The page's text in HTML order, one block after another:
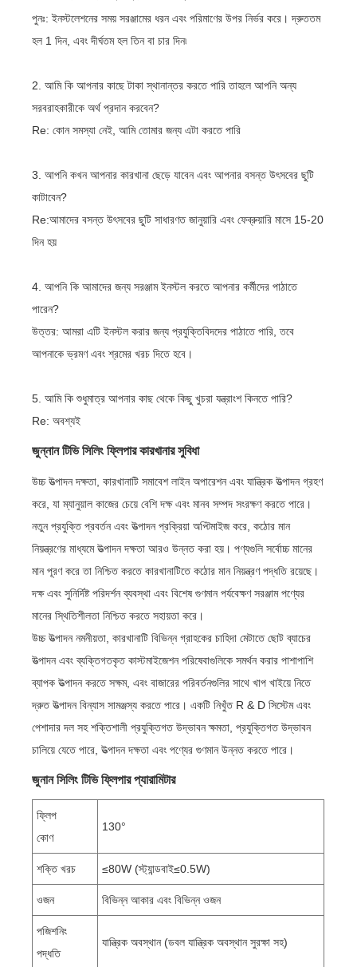
পুনঃ: ইনস্টলেশনের সময় সরঞ্জামের ধরন এবং পরিমাণের উপর নির্ভর করে। দ্রুততম
হল 1 দিন, এবং দীর্ঘতম হল তিন বা চার দিন৷
2. আমি কি আপনার কাছে টাকা স্থানান্তর করতে পারি তাহলে আপনি অন্য
সরবরাহকারীকে অর্থ প্রদান করবেন?
Re: কোন সমস্যা নেই, আমি তোমার জন্য এটা করতে পারি
3. আপনি কখন আপনার কারখানা ছেড়ে যাবেন এবং আপনার বসন্ত উৎসবের ছুটি
কাটাবেন?
Re:আমাদের বসন্ত উৎসবের ছুটি সাধারণত জানুয়ারি এবং ফেব্রুয়ারি মাসে 15-20
দিন হয়
4. আপনি কি আমাদের জন্য সরঞ্জাম ইনস্টল করতে আপনার কর্মীদের পাঠাতে
পারেন?
উত্তর: আমরা এটি ইনস্টল করার জন্য প্রযুক্তিবিদদের পাঠাতে পারি, তবে
আপনাকে ভ্রমণ এবং শ্রমের খরচ দিতে হবে।
5. আমি কি শুধুমাত্র আপনার কাছ থেকে কিছু খুচরা যন্ত্রাংশ কিনতে পারি?
Re: অবশ্যই
জুন্নান টিভি সিলিং ফ্লিপার কারখানার সুবিধা
উচ্চ উত্পাদন দক্ষতা, কারখানাটি সমাবেশ লাইন অপারেশন এবং যান্ত্রিক উত্পাদন গ্রহণ
করে, যা ম্যানুয়াল কাজের চেয়ে বেশি দক্ষ এবং মানব সম্পদ সংরক্ষণ করতে পারে।
নতুন প্রযুক্তি প্রবর্তন এবং উত্পাদন প্রক্রিয়া অপ্টিমাইজ করে, কঠোর মান
নিয়ন্ত্রণের মাধ্যমে উত্পাদন দক্ষতা আরও উন্নত করা হয়। পণ্যগুলি সর্বোচ্চ মানের
মান পূরণ করে তা নিশ্চিত করতে কারখানাটিতে কঠোর মান নিয়ন্ত্রণ পদ্ধতি রয়েছে।
দক্ষ এবং সুনির্দিষ্ট পরিদর্শন ব্যবস্থা এবং বিশেষ গুণমান পর্যবেক্ষণ সরঞ্জাম পণ্যের
মানের স্থিতিশীলতা নিশ্চিত করতে সহায়তা করে।
উচ্চ উত্পাদন নমনীয়তা, কারখানাটি বিভিন্ন গ্রাহকের চাহিদা মেটাতে ছোট ব্যাচের
উত্পাদন এবং ব্যক্তিগতকৃত কাস্টমাইজেশন পরিষেবাগুলিকে সমর্থন করার পাশাপাশি
ব্যাপক উত্পাদন করতে সক্ষম, এবং বাজারের পরিবর্তনগুলির সাথে খাপ খাইয়ে নিতে
দ্রুত উত্পাদন বিন্যাস সামঞ্জস্য করতে পারে। একটি নিখুঁত R & D সিস্টেম এবং
পেশাদার দল সহ শক্তিশালী প্রযুক্তিগত উদ্ভাবন ক্ষমতা, প্রযুক্তিগত উদ্ভাবন
চালিয়ে যেতে পারে, উত্পাদন দক্ষতা এবং পণ্যের গুণমান উন্নত করতে পারে।
জুনান সিলিং টিভি ফ্লিপার প্যারামিটার
ফ্লিপ
কোণ
130°
শক্তি খরচ ≤80W (স্ট্যান্ডবাই≤0.5W)
ওজন বিভিন্ন আকার এবং বিভিন্ন ওজন
পজিশনিং
পদ্ধতি
যান্ত্রিক অবস্থান (ডবল যান্ত্রিক অবস্থান সুরক্ষা সহ)